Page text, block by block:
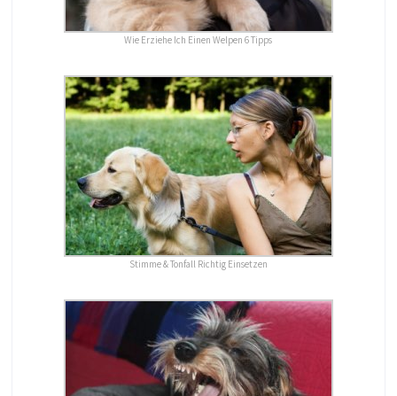
Wie Erziehe Ich Einen Welpen 6 Tipps
Stimme & Tonfall Richtig Einsetzen